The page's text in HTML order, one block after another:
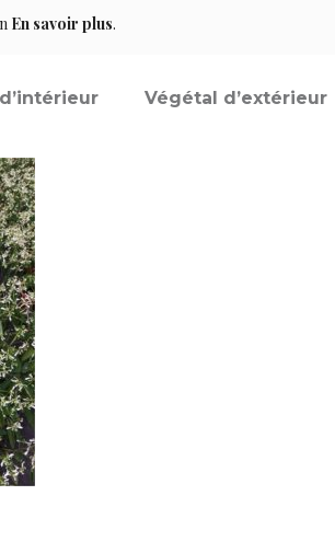
En savoir plus.
Végétal d’extérieur